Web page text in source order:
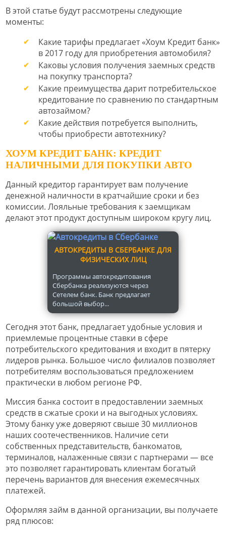
В этой статье будут рассмотрены следующие
моменты:
Какие тарифы предлагает «Хоум Кредит банк»
в 2017 году для приобретения автомобиля?
Каковы условия получения заемных средств
на покупку транспорта?
Какие преимущества дарит потребительское
кредитование по сравнению по стандартным
автозаймом?
Какие действия потребуется выполнить,
чтобы приобрести автотехнику?
ХОУМ КРЕДИТ БАНК: КРЕДИТ
НАЛИЧНЫМИ ДЛЯ ПОКУПКИ АВТО
Данный кредитор гарантирует вам получение
денежной наличности в кратчайшие сроки и без
комиссии. Лояльные требования к заемщикам
делают этот продукт доступным широком кругу лиц.
АВТОКРЕДИТЫ В СБЕРБАНКЕ ДЛЯ
ФИЗИЧЕСКИХ ЛИЦ
Программы автокредитования
Сбербанка реализуются через
Сетелем банк. Банк предлагает
большой выбор...
Сегодня этот банк, предлагает удобные условия и
приемлемые процентные ставки в сфере
потребительского кредитования и входит в пятерку
лидеров рынка. Большое число филиалов позволяет
потребителям воспользоваться предложением
практически в любом регионе РФ.
Миссия банка состоит в предоставлении заемных
средств в сжатые сроки и на выгодных условиях.
Этому банку уже доверяют свыше 30 миллионов
наших соотечественников. Наличие сети
собственных представительств, банкоматов,
терминалов, налаженные связи с партнерами — все
это позволяет гарантировать клиентам богатый
перечень вариантов для внесения ежемесячных
платежей.
Оформляя займ в данной организации, вы получаете
ряд плюсов: